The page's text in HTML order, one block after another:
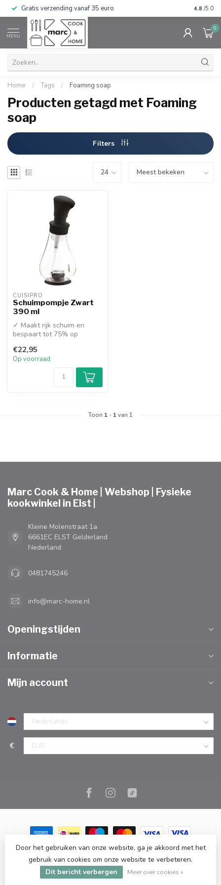
Gratis verzending vanaf 35 euro 4.8 /5.0
MENU
0
Home / Tags / Foaming soap
Producten getagd met Foaming
soap
Filters
CUISIPRO
Schuimpompje Zwart
390 ml
✓ Maakt rijk schuim en
bespaart tot 75% op
✓ Met handige zuignap...
€22,95
Op voorraad
Toon 1 - 1van 1
Marc Cook & Home | Webshop | Fysieke
kookwinkel in Elst |
Kleine Molenstraat 1a
6661EC ELST Gelderland
Nederland
0481745246
info@marc-home.nl
Openingstijden
Informatie
Mijn account
€
© Copyright 2026 Marc Cook & Home | Webshop | Fysieke
kookwinkel in Elst |- Powered byLightspeed-Lightspeed design
byDyvelopment
Door het gebruiken van onze website, ga je akkoord met het
gebruik van cookies om onze website te verbeteren.
Dit bericht verbergen
Meer over cookies »